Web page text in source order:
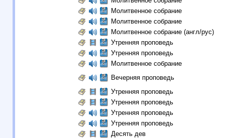
Молитвенное собрание
Молитвенное собрание
Молитвенное собрание (англ/рус)
Утренняя проповедь
Утренняя проповедь
Молитвенное собрание
Вечерняя проповедь
Утренняя проповедь
Утренняя проповедь
Утренняя проповедь
Утренняя проповедь
Десять дев